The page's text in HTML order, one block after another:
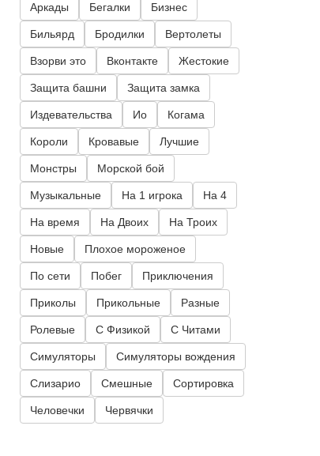
Аркады Бегалки Бизнес
Бильярд Бродилки Вертолеты
Взорви это Вконтакте Жестокие
Защита башни Защита замка
Издевательства Ио Когама
Короли Кровавые Лучшие
Монстры Морской бой
Музыкальные На 1 игрока На 4
На время На Двоих На Троих
Новые Плохое мороженое
По сети Побег Приключения
Приколы Прикольные Разные
Ролевые С Физикой С Читами
Симуляторы Симуляторы вождения
Слизарио Смешные Сортировка
Человечки Червячки